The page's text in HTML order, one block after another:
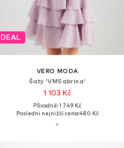
DEAL
VERO MODA
Šaty 'VMSabrina'
1 103 Kč
Původně: 1 749 Kč
Poslední nejnižší cena:480 Kč